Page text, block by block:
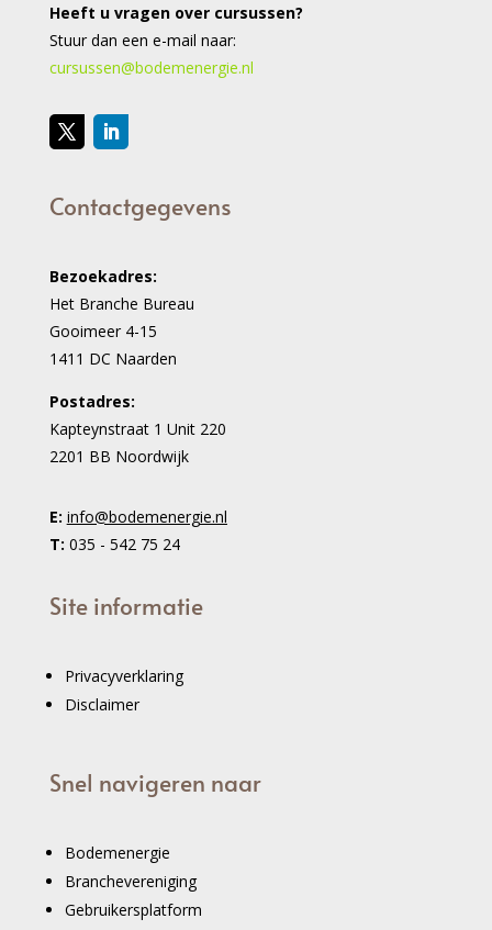
Heeft u vragen over cursussen?
Stuur dan een e-mail naar:
cursussen@bodemenergie.nl
Contactgegevens
Bezoekadres:
Het Branche Bureau
Gooimeer 4-15
1411 DC Naarden
Postadres:
Kapteynstraat 1 Unit 220
2201 BB Noordwijk
E: info@bodemenergie.nl
T: 035 - 542 75 24
Site informatie
Privacyverklaring
Disclaimer
Snel navigeren naar
Bodemenergie
Branchevereniging
Gebruikersplatform